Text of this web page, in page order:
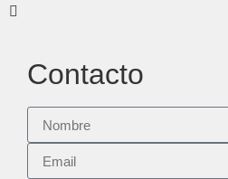
Contacto